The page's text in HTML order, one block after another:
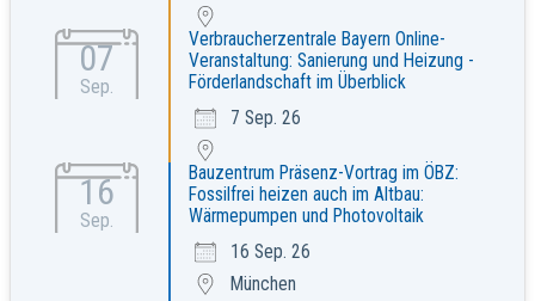
07
Sep.
Verbraucherzentrale Bayern Online-
Veranstaltung: Sanierung und Heizung -
Förderlandschaft im Überblick
7 Sep. 26
16
Sep.
Bauzentrum Präsenz-Vortrag im ÖBZ:
Fossilfrei heizen auch im Altbau:
Wärmepumpen und Photovoltaik
16 Sep. 26
München